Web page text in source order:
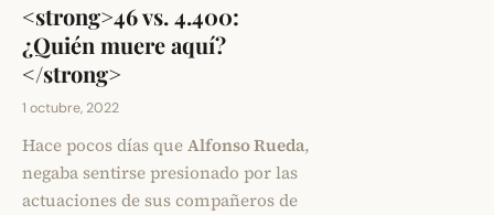
<strong>46 vs. 4.400:
¿Quién muere aquí?
</strong>
1 octubre, 2022
Hace pocos días queAlfonso Rueda,
negaba sentirse presionado por las
actuaciones de sus compañeros de